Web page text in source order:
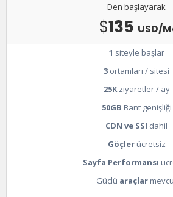
Den başlayarak
$135 USD/
1 siteyle başlar
3 ortamları / sitesi
25Kziyaretler / ay
50GB Bant genişliği
CDN ve SSl dahil
Göçler ücretsiz
Sayfa Performansı
Güçlü araçlar